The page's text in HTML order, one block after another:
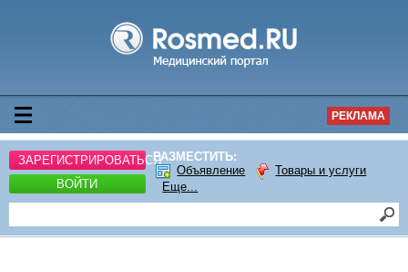
РЕКЛАМА
ЗАРЕГИСТРИРОВАТЬСЯ
ВОЙТИ
РАЗМЕСТИТЬ:
Объявление
Товары и услуги
Еще...